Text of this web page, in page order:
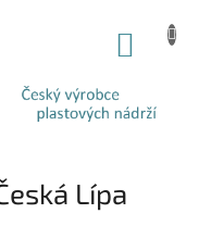
Lípa